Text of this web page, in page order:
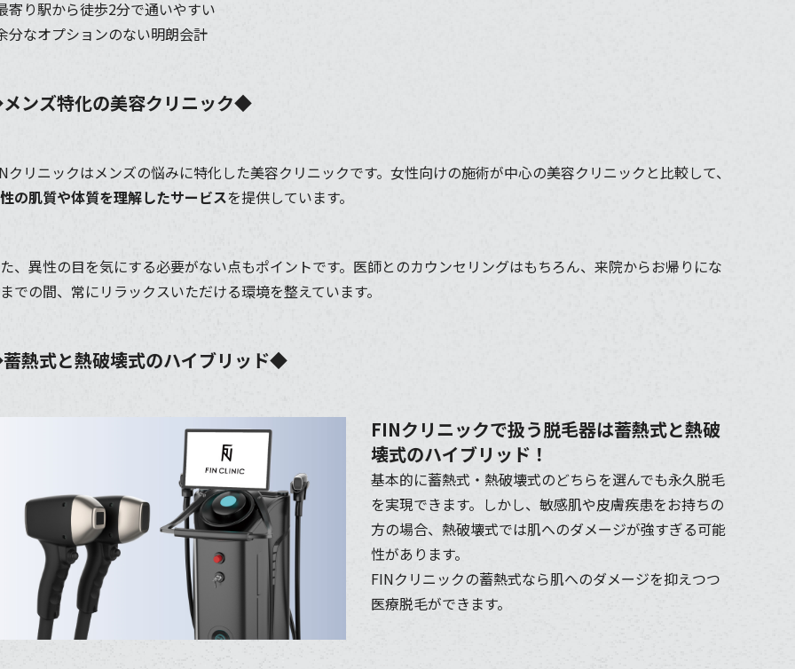
寄り駅から徒歩2分で通いやすい
分なオプションのない明朗会計
ンズ特化の美容クリニック◆
クリニックはメンズの悩みに特化した美容クリニックです。女性向けの施術が中心の美容クリニックと比較して、
の肌質や体質を理解したサービスを提供しています。
、異性の目を気にする必要がない点もポイントです。医師とのカウンセリングはもちろん、来院からお帰りにな
での間、常にリラックスいただける環境を整えています。
熱式と熱破壊式のハイブリッド◆
FINクリニックで扱う脱毛器は蓄熱式と熱破
壊式のハイブリッド！
基本的に蓄熱式・熱破壊式のどちらを選んでも永久脱毛
を実現できます。しかし、敏感肌や皮膚疾患をお持ちの
方の場合、熱破壊式では肌へのダメージが強すぎる可能
性があります。
FINクリニックの蓄熱式なら肌へのダメージを抑えつつ
医療脱毛ができます。